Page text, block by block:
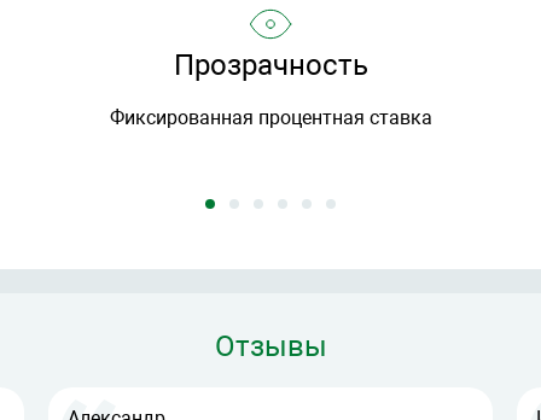
Прозрачность
Фиксированная процентная ставка
Отзывы